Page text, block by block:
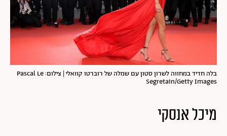
בלה חדיד במחווה לשרון סטון עם שמלה של רוברטו קוואלי | צילום: Pascal Le
Segretain/Getty Images
מיכל אנסקי